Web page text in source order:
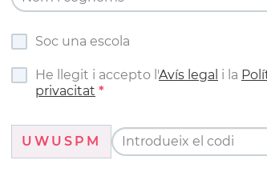
Soc una escola
He llegit i accepto l'Avís legal i la
privacitat
UWUSPM